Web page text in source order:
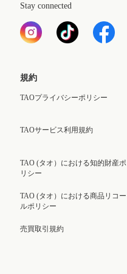
Stay connected
規約
TAOプライバシーポリシー
TAOサービス利用規約
TAO (タオ）における知的財産ポ
リシー
TAO (タオ）における商品リコー
ルポリシー
売買取引規約